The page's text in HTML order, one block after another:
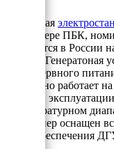
Дизельная
контейнере ПБК,
собирается в России
. Генератоная
или резервного
прекрасно работает
уличной
в температурном
Контейнер оснащен
жизнеобеспечения